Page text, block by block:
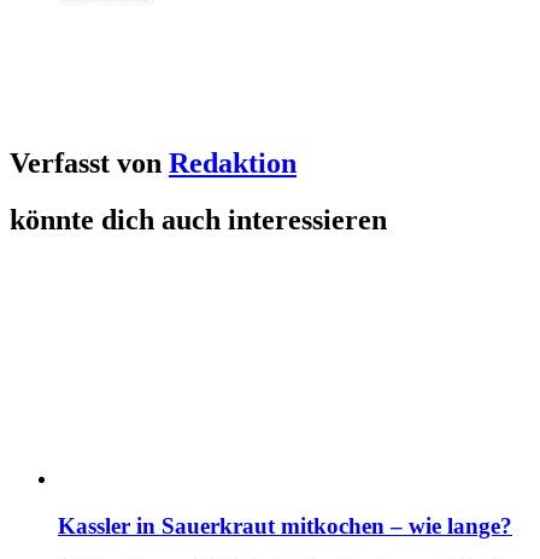
Verfasst von Redaktion
könnte dich auch interessieren
Kassler in Sauerkraut mitkochen – wie lange?